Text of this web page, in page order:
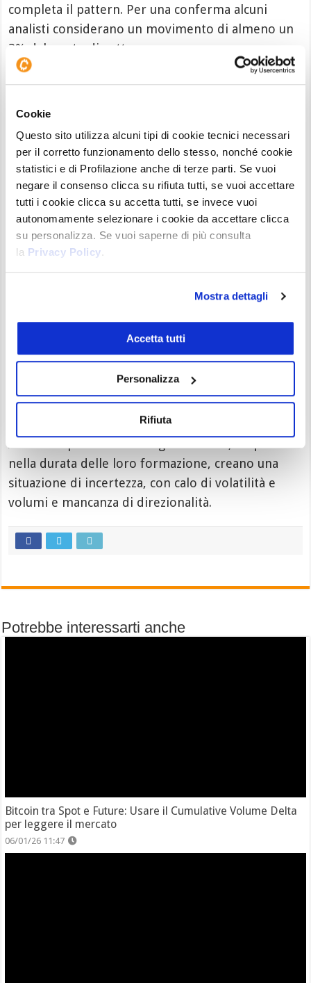
Cookie
Questo sito utilizza alcuni tipi di cookie tecnici necessari
per il corretto funzionamento dello stesso, nonché cookie
statistici e di Profilazione anche di terze parti. Se vuoi
negare il consenso clicca su rifiuta tutti, se vuoi accettare
tutti i cookie clicca su accetta tutti, se invece vuoi
autonomamente selezionare i cookie da accettare clicca
su personalizza. Se vuoi saperne di più consulta
la Privacy Policy.
Mostra dettagli
Accetta tutti
Personalizza
Rifiuta
completa il pattern. Per una conferma alcuni
analisti considerano un movimento di almeno un
3% dal punto di rottura.
Spesso accade che il prezzo vada a ritracciare sulla
nella direzione del trend precedente è una
conferma della bontà e forza della figura.
Iltarget price del Rettangolo è molto semplice
ed è dato misurando l’altezza del rettangolo che
viene ad essere proiettata nella direzione della
rottura. Più lunghe sono le congestioni, più è
probabile che il prezzo andrà anche sopra
l’estensione della proiezione obbiettivo.
I rettangoli sono una figura comune ed anche
semplici da individuare su un grafico. Si
manifestano in fase di rallentamento e
consolidamento di un trend che dovrà poi
nella durata delle loro formazione, creano una
situazione di incertezza, con calo di volatilità e
volumi e mancanza di direzionalità.
Potrebbe interessarti anche
Bitcoin tra Spot e Future: Usare il Cumulative Volume Delta
per leggere il mercato
06/01/26 11:47